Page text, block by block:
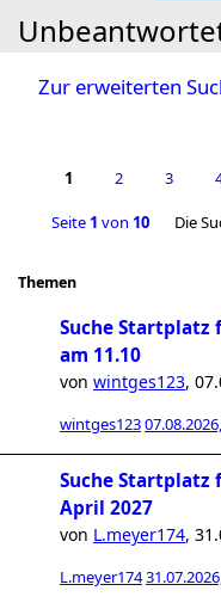
Zur erweiterten
1 2 3
Seite 1 von 10 Die
Themen
Suche Startplatz
am 11.10
von wintges123,
wintges123
Suche Startplatz
April 2027
von L.meyer174,
L.meyer174